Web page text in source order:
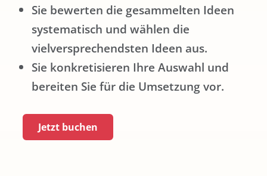
Sie bewerten die gesammelten Ideen
systematisch und wählen die
vielversprechendsten Ideen aus.
Sie konkretisieren Ihre Auswahl und
bereiten Sie für die Umsetzung vor.
Jetzt buchen